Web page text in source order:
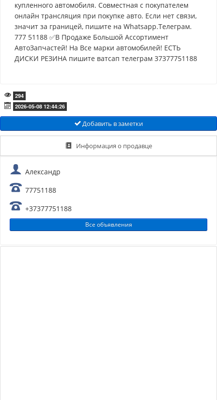
купленного автомобиля. Совместная с покупателем
онлайн трансляция при покупке авто. Если нет связи,
значит за границей, пишите на Whatsapp.Телеграм.
777 51188 ✅В Продаже Большой Ассортимент
АвтоЗапчастей! На Все марки автомобилей! ЕСТЬ
ДИСКИ РЕЗИНА пишите ватсап телеграм 37377751188
294
2026-05-08 12:44:26
Добавить в заметки
Информация о продавце
Александр
77751188
+37377751188
Все объявления